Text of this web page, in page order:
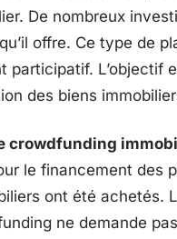
De nombreux
offre. Ce type de
participatif. L’objectif
des biens
crowdfunding
le financement des
ont été achetés.
ne demande